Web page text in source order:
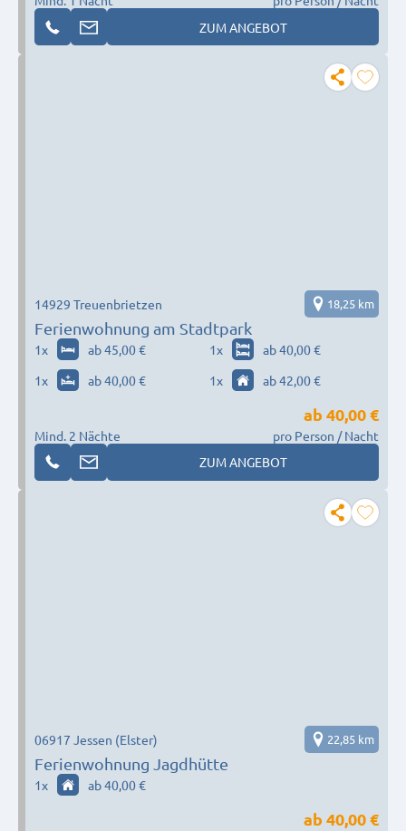
ZUM ANGEBOT
Ferienwohnung am Stadtpark
14929 Treuenbrietzen 18,25 km
1x ab 45,00 € 1x
ab 40,00 €
1x ab 40,00 € 1x ab 42,00 €
Mind. 2 Nächte
ab 40,00 €
pro Person / Nacht
ZUM ANGEBOT
Ferienwohnung Jagdhütte
06917 Jessen (Elster) 22,85 km
1x ab 40,00 €
ab 40,00 €